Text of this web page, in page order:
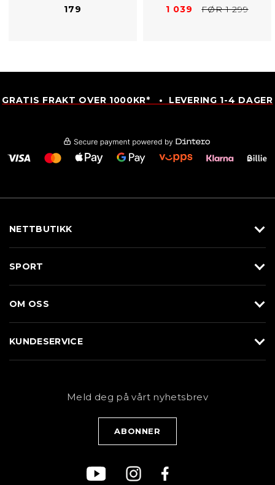
179 1 039 FØR 1 299
GRATIS FRAKT OVER 1000KR* • LEVERING 1-4 DAGER
NETTBUTIKK
Sko
Merkevarer
SPORT
Løp
Sykkel
OM OSS
KUNDESERVICE
PersonvernerklæringMeld deg på vårt nyhetsbrev